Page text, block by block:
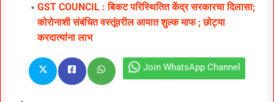
GST COUNCIL : बिकट परिस्थितित केंद्र सरकारचा दिलासा;
कोरोनाशी संबंधित वस्तूंवरील आयात शुल्क माफ ; छोट्या
करदात्यांना लाभ
Join WhatsApp Channel